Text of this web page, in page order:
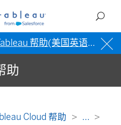
帮助(美国英语) 。
助
Cloud 帮助
...